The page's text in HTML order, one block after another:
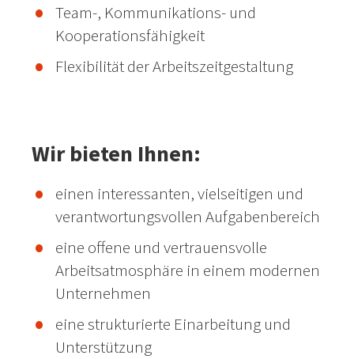
Team-, Kommunikations- und
Kooperationsfähigkeit
Flexibilität der Arbeitszeitgestaltung
Wir bieten Ihnen:
einen interessanten, vielseitigen und
verantwortungsvollen Aufgabenbereich
eine offene und vertrauensvolle
Arbeitsatmosphäre in einem modernen
Unternehmen
eine strukturierte Einarbeitung und
Unterstützung